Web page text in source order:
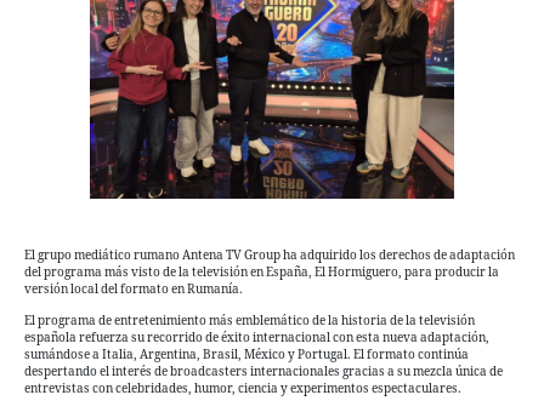
El grupo mediático rumano Antena TV Group ha adquirido los derechos de adaptación
del programa más visto de la televisión en España, El Hormiguero, para producir la
versión local del formato en Rumanía.
El programa de entretenimiento más emblemático de la historia de la televisión
española refuerza su recorrido de éxito internacional con esta nueva adaptación,
sumándose a Italia, Argentina, Brasil, México y Portugal. El formato continúa
despertando el interés de broadcasters internacionales gracias a su mezcla única de
entrevistas con celebridades, humor, ciencia y experimentos espectaculares.